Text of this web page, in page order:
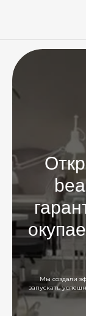
Мы создали
запускать